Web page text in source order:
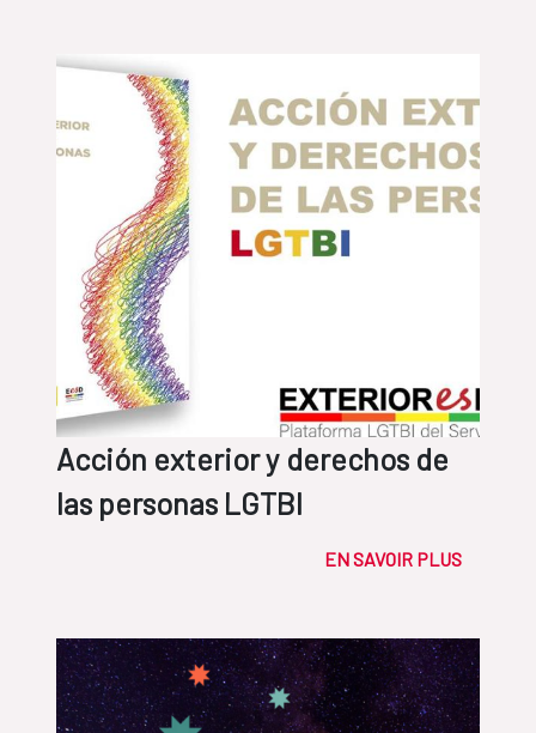
Acción exterior y derechos de
las personas LGTBI
EN SAVOIR PLUS